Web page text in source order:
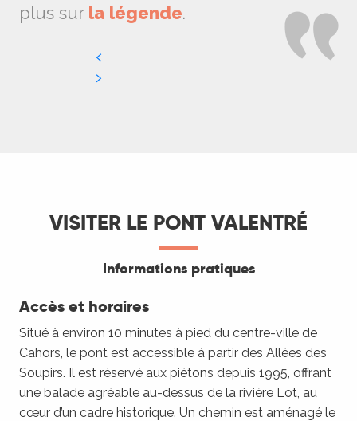
plus sur la légende.
VISITER LE PONT VALENTRÉ
Informations pratiques
Accès et horaires
Situé à environ 10 minutes à pied du centre-ville de
Cahors, le pont est accessible à partir des Allées des
Soupirs. Il est réservé aux piétons depuis 1995, offrant
une balade agréable au-dessus de la rivière Lot, au
cœur d’un cadre historique. Un chemin est aménagé le